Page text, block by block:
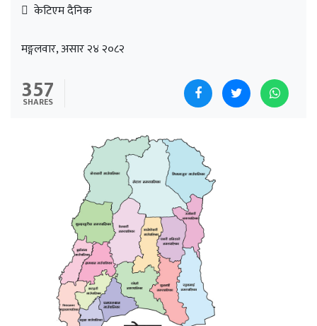
केटिएम दैनिक
मङ्गलवार, असार २४ २०८२
357
SHARES